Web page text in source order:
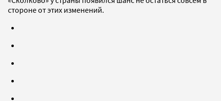
стороне от этих изменений.